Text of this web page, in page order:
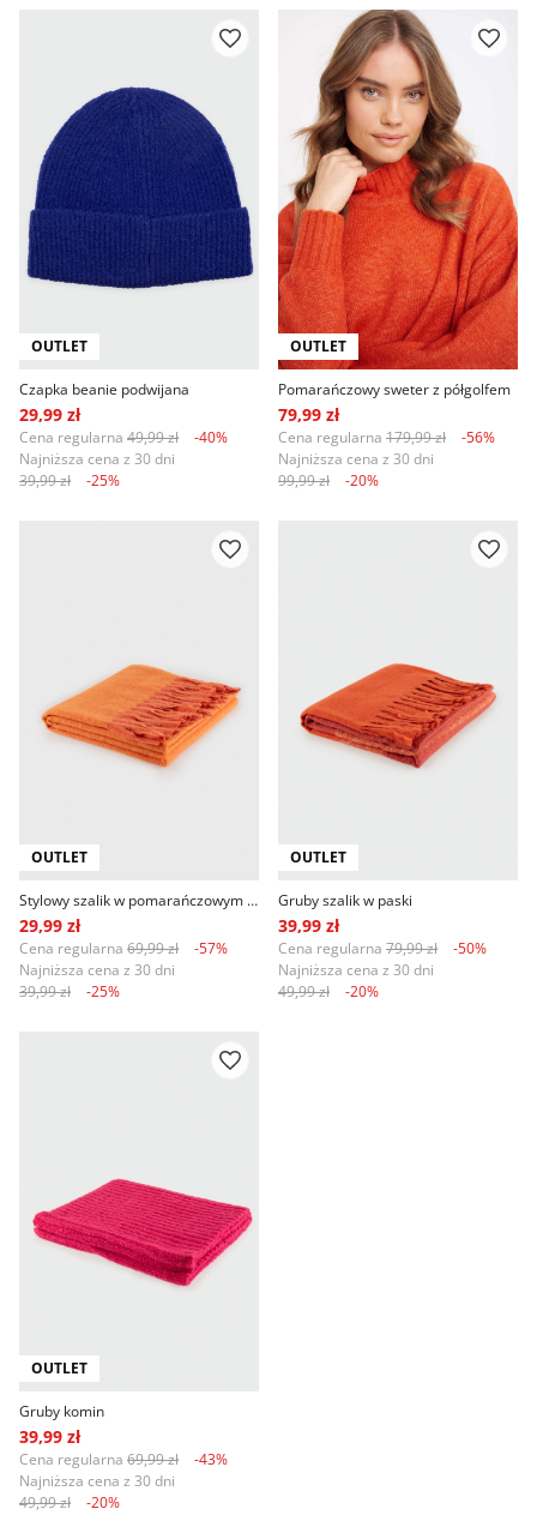
OUTLET
Czapka beanie podwijana
29,99 zł
Cena regularna 49,99 zł
-40%
Najniższa cena z 30 dni
39,99 zł
-25%
OUTLET
Pomarańczowy sweter z półgolfem
79,99 zł
Cena regularna 179,99 zł
-56%
Najniższa cena z 30 dni
99,99 zł
-20%
OUTLET
Stylowy szalik w pomarańczowym kolorze
29,99 zł
Cena regularna 69,99 zł
-57%
Najniższa cena z 30 dni
39,99 zł
-25%
OUTLET
Gruby szalik w paski
39,99 zł
Cena regularna 79,99 zł
-50%
Najniższa cena z 30 dni
49,99 zł
-20%
OUTLET
Gruby komin
39,99 zł
Cena regularna 69,99 zł
-43%
Najniższa cena z 30 dni
49,99 zł
-20%